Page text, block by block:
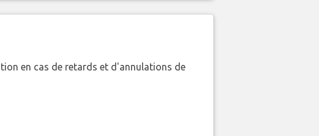
en cas de retards et d'annulations de